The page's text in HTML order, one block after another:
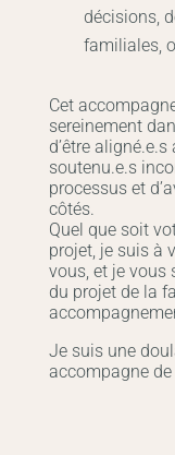
décisions,
familiales,
Cet
sereinement
d’être
soutenu.e.s
processus et
côtés.
Quel que soit
projet, je suis à
vous, et je vous
du projet de la
Je suis une
accompagne